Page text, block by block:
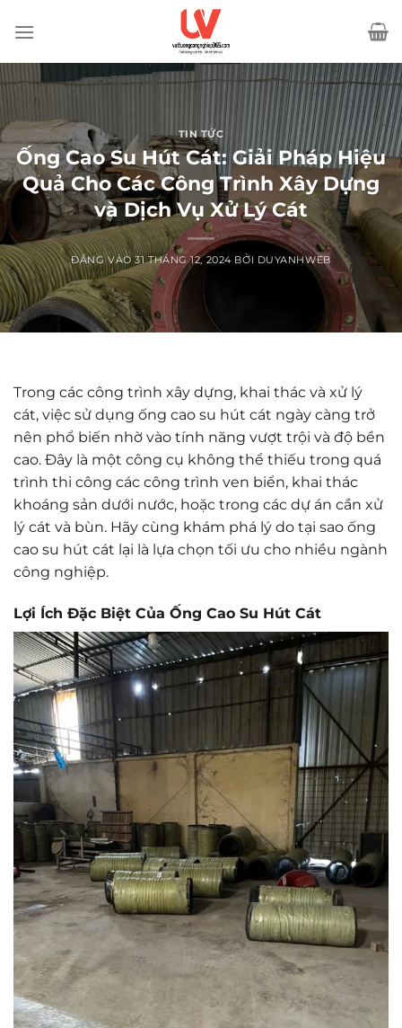
qua
dung
TIN TỨC
Ống Cao Su Hút Cát: Giải Pháp Hiệu
Quả Cho Các Công Trình Xây Dựng
và Dịch Vụ Xử Lý Cát
ĐĂNG VÀO31 THÁNG 12, 2024 BỞI DUYANHWEB
Trong các công trình xây dựng, khai thác và xử lý
cát, việc sử dụng ống cao su hút cát ngày càng trở
nên phổ biến nhờ vào tính năng vượt trội và độ bền
cao. Đây là một công cụ không thể thiếu trong quá
trình thi công các công trình ven biển, khai thác
khoáng sản dưới nước, hoặc trong các dự án cần xử
lý cát và bùn. Hãy cùng khám phá lý do tại sao ống
cao su hút cát lại là lựa chọn tối ưu cho nhiều ngành
công nghiệp.
Lợi Ích Đặc Biệt Của Ống Cao Su Hút Cát